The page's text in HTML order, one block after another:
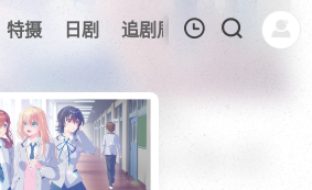
特摄 日剧 追剧周表 今日更新